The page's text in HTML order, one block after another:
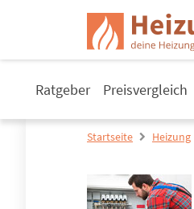
Ratgeber Preisvergleich
Startseite Heizung